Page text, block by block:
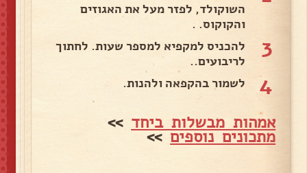
השוקולד, לפזר מעל את האגוזים
והקוקוס. .
3
להכניס למקפיא למספר שעות. לחתוך
לריבועים..
4 לשמור בהקפאה ולהנות.
אמהות מבשלות ביחד >>
מתכונים נוספים>>